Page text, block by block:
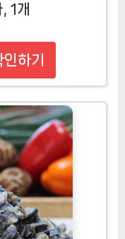
1개
하기